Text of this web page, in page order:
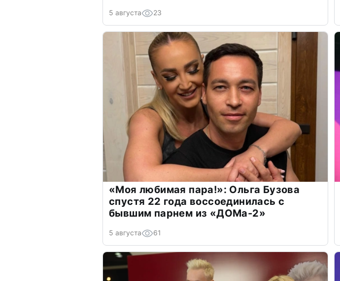
5 августа 23
«Моя любимая пара!»: Ольга Бузова
спустя 22 года воссоединилась с
бывшим парнем из «ДОМа-2»
5 августа 61